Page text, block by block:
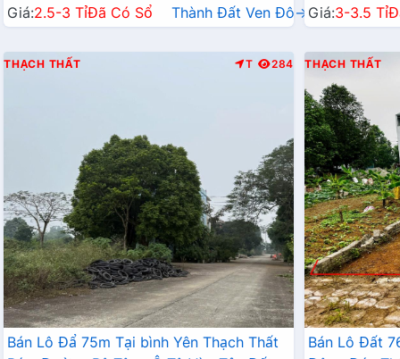
Giá:2.5-3 TỉĐã Có Sổ Thành Đất Ven Đô→ Giá:3-3.5 Tỉ
THẠCH THẤT T 284
Bán Lô Đẩ 75m Tại bình Yên Thạch Thất
THẠCH THẤT
Bán Lô Đất